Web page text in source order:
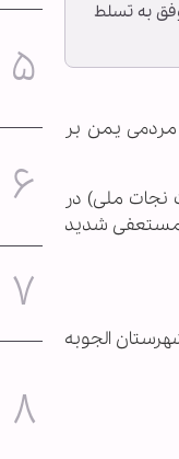
به تسلط
مردمی یمن بر
نجات ملی) در
مستعفی شدید
الجوبه